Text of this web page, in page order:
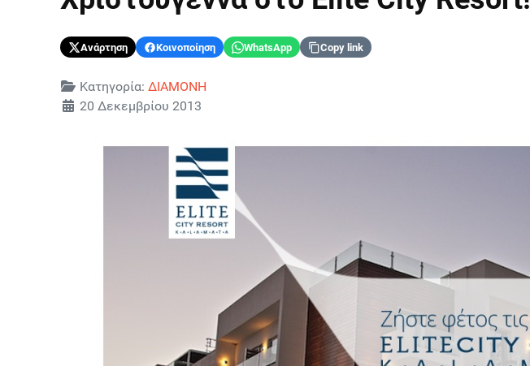
Ανάρτηση Κοινοποίηση WhatsApp Copy link
Λεπτομέρειες
Κατηγορία: ΔΙΑΜΟΝΗ
20 Δεκεμβρίου 2013